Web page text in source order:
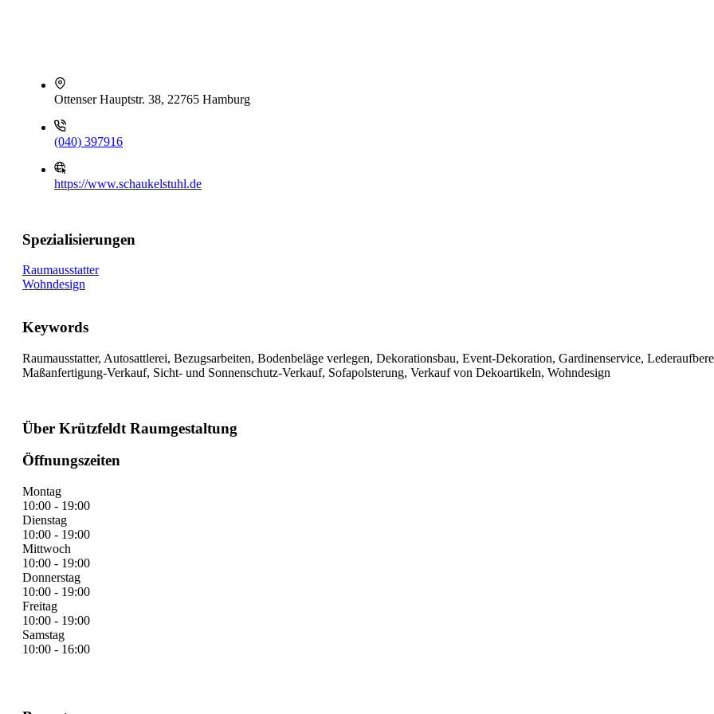
Ottenser Hauptstr. 38, 22765 Hamburg
(040) 397916
https://www.schaukelstuhl.de
Spezialisierungen
Raumausstatter
Wohndesign
Keywords
Raumausstatter, Autosattlerei, Bezugsarbeiten, Bodenbeläge verlegen, Dekorationsbau, Event-Dekoration, Gardinenservice,
Maßanfertigung-Verkauf, Sicht- und Sonnenschutz-Verkauf, Sofapolsterung, Verkauf von Dekoartikeln, Wohndesign
Über Krützfeldt Raumgestaltung
Öffnungszeiten
Montag
10:00 - 19:00
Dienstag
10:00 - 19:00
Mittwoch
10:00 - 19:00
Donnerstag
10:00 - 19:00
Freitag
10:00 - 19:00
Samstag
10:00 - 16:00